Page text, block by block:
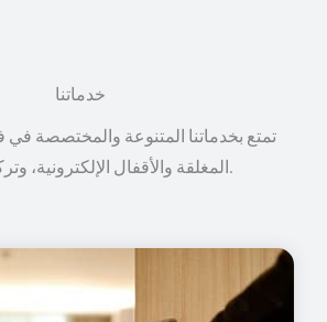
خدماتنا
تمتع بخدماتنا المتنوعة والمختصصة في